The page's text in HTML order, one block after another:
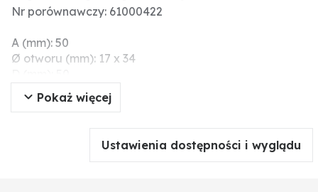
Nr porównawczy: 61000422
A (mm): 50
Ø otworu (mm): 17 x 34
E (mm): 17 x 34
Szerokość robocza (mm): 50
Pokaż więcej
Ustawienia dostępności i wyglądu